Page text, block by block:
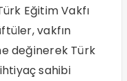
Eğitim Vakfı
vakfın
değinerek Türk
ihtiyaç sahibi